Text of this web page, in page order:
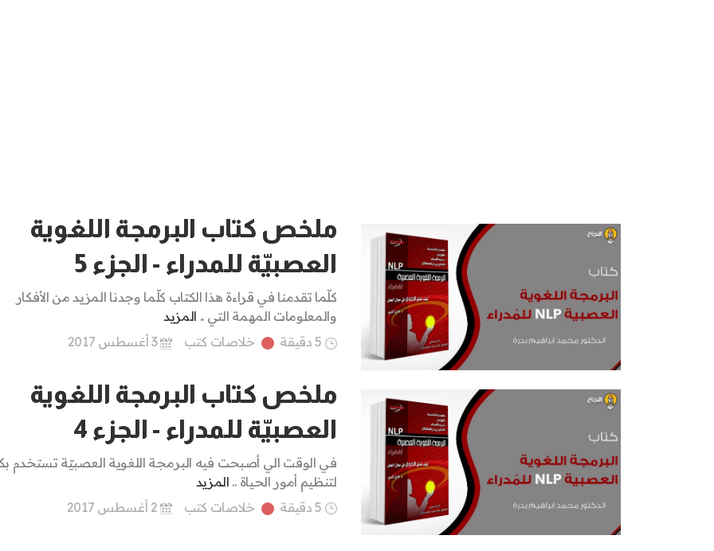
ملخص كتاب البرمجة اللغوية
العصبيّة للمدراء - الجزء 5
كلّما تقدمنا في قراءة هذا الكتاب كلّما وجدنا المزيد من الأفكار
والمعلومات المهمة التي .. المزيد
5 دقيقة
خلاصات كتب 3 أغسطس 2017
ملخص كتاب البرمجة اللغوية
العصبيّة للمدراء - الجزء 4
في الوقت الي أصبحت فيه البرمجة اللغوية العصبيّة تستخدم
لتنظيم أمور الحياة .. المزيد
5 دقيقة
خلاصات كتب 2 أغسطس 2017